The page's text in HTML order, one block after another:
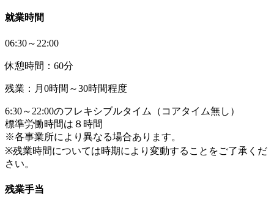
就業時間
06:30～22:00
休憩時間：60分
残業：月0時間～30時間程度
6:30～22:00のフレキシブルタイム（コアタイム無し）
標準労働時間は８時間
※各事業所により異なる場合あります。
※残業時間については時期により変動することをご了承くだ
さい。
残業手当